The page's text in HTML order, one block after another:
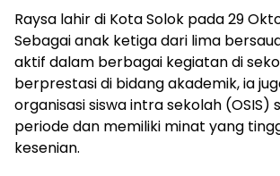
Raysa lahir di Kota Solok pada 29
Sebagai anak ketiga dari lima
aktif dalam berbagai kegiatan di
berprestasi di bidang akademik, ia
organisasi siswa intra sekolah (OSIS)
periode dan memiliki minat yang
kesenian.